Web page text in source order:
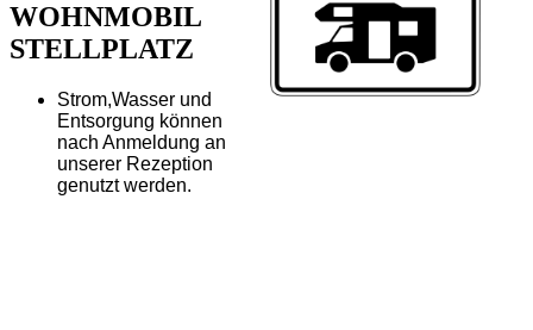
WOHNMOBIL
STELL­PLATZ
Strom,Wasser und
Entsor­gung können
nach Anmel­dung an
unserer Rezep­tion
genutzt werden.